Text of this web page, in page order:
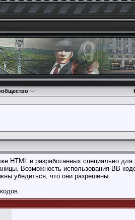
HTML и разработанных специально
Возможность использования BB
убедиться, что они разрешены.